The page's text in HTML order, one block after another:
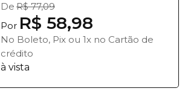
De R$ 77,09
Por R$ 58,98
No Boleto, Pix ou 1x no Cartão de
crédito
à vista